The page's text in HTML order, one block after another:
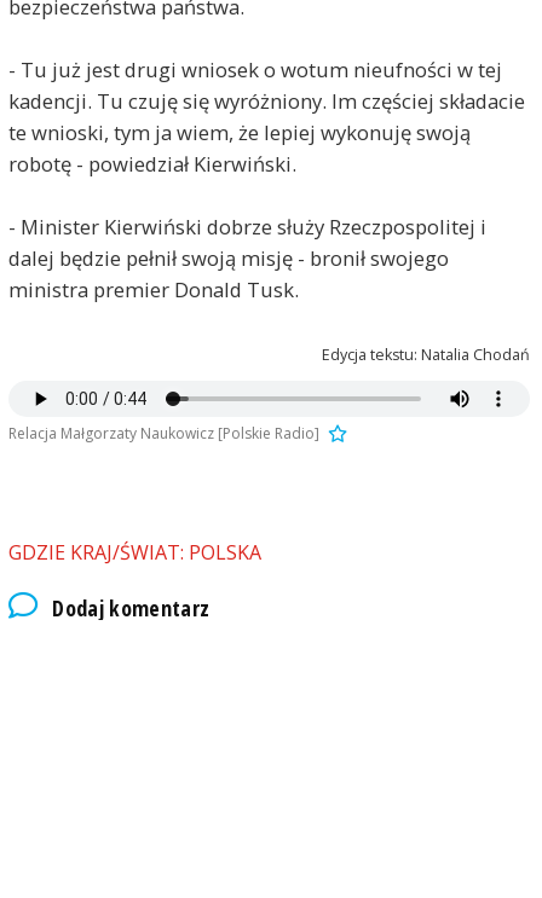
bezpieczeństwa państwa.
- Tu już jest drugi wniosek o wotum nieufności w tej
kadencji. Tu czuję się wyróżniony. Im częściej składacie
te wnioski, tym ja wiem, że lepiej wykonuję swoją
robotę - powiedział Kierwiński.
- Minister Kierwiński dobrze służy Rzeczpospolitej i
dalej będzie pełnił swoją misję - bronił swojego
ministra premier Donald Tusk.
Edycja tekstu: Natalia Chodań
Relacja Małgorzaty Naukowicz [Polskie Radio]
GDZIE KRAJ/ŚWIAT: POLSKA
Dodaj komentarz